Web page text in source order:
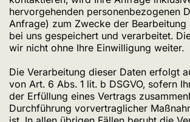
hervorgehenden personenbezogenen
Anfrage) zum Zwecke der Bearbeitung
bei uns gespeichert und verarbeitet.
wir nicht ohne Ihre Einwilligung weiter.
Die Verarbeitung dieser Daten erfolgt
von Art. 6 Abs. 1 lit. b DSGVO, sofern
der Erfüllung eines Vertrags
Durchführung vorvertraglicher